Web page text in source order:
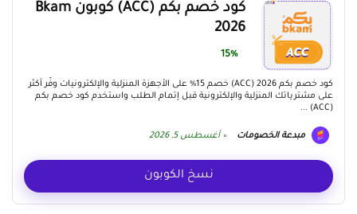
كود خصم بكم (ACC) كوبون Bkam
2026
15%
كود خصم بكم 2026 (ACC) خصم 15% على الأجهزة المنزلية والإلكترونيات وفّر أكثر
على مشترياتك المنزلية والإلكترونية قبل إتمام الطلب واستخدم كود خصم بكم
(ACC) ...
مبدعة الخصومات أغسطس 5, 2026
نسخ الكوبون